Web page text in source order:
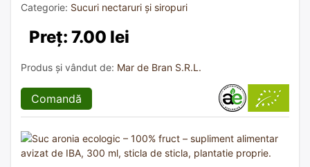
Categorie: Sucuri nectaruri și siropuri
Preț: 7.00 lei
Produs și vândut de: Mar de Bran S.R.L.
Comandă